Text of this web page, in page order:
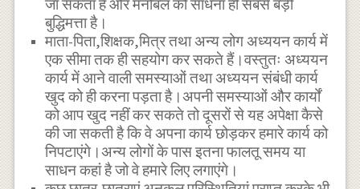
जा सकता है और मनोबल को साधना ही सबसे बड़ी
बुद्धिमत्ता है।
माता-पिता,शिक्षक,मित्र तथा अन्य लोग अध्ययन कार्य में
एक सीमा तक ही सहयोग कर सकते हैं।वस्तुतः अध्ययन
कार्य में आने वाली समस्याओं तथा अध्ययन संबंधी कार्य
खुद को ही करना पड़ता है।अपनी समस्याओं और कार्यों
को आप खुद नहीं कर सकते तो दूसरों से यह अपेक्षा कैसे
की जा सकती है कि वे अपना कार्य छोड़कर हमारे कार्य को
निपटाएंगे।अन्य लोगों के पास इतना फालतू समय या
साधन कहां है जो वे हमारे लिए लगाएंगे।